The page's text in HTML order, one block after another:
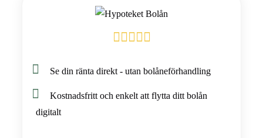
Se din ränta direkt - utan bolåneförhandling
Kostnadsfritt och enkelt att flytta ditt bolån
digitalt